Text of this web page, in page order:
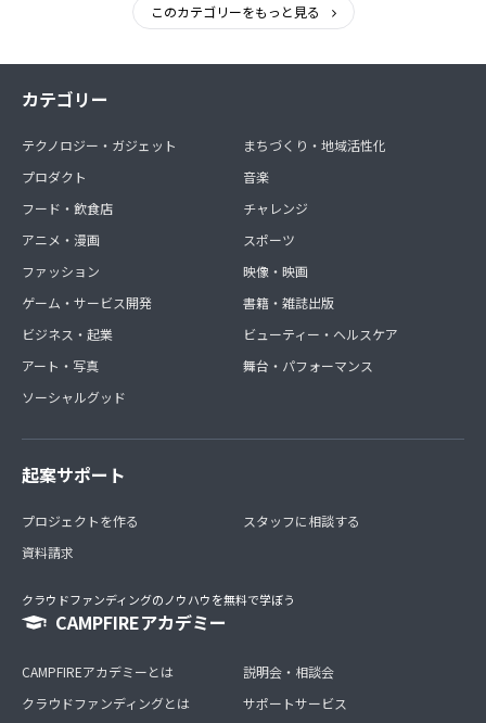
このカテゴリーをもっと見る
カテゴリー
テクノロジー・ガジェット
プロダクト
フード・飲食店
アニメ・漫画
ファッション
ゲーム・サービス開発
ビジネス・起業
アート・写真
ソーシャルグッド
まちづくり・地域活性化
音楽
チャレンジ
スポーツ
映像・映画
書籍・雑誌出版
ビューティー・ヘルスケア
舞台・パフォーマンス
起案サポート
プロジェクトを作る
資料請求
スタッフに相談する
クラウドファンディングのノウハウを無料で学ぼう
CAMPFIREアカデミー
CAMPFIREアカデミーとは
クラウドファンディングとは
説明会・相談会
サポートサービス